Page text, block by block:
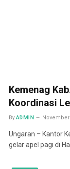
Kemenag
Koordinasi
By ADMIN November
Ungaran – Kantor
gelar apel pagi di